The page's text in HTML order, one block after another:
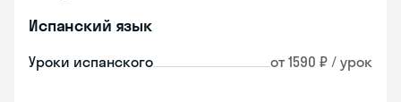
Испанский язык
Уроки испанского от 1590 ₽ / урок